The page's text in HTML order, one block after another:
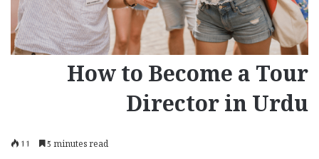
How to Become a Tour
Director in Urdu
11 5 minutes read